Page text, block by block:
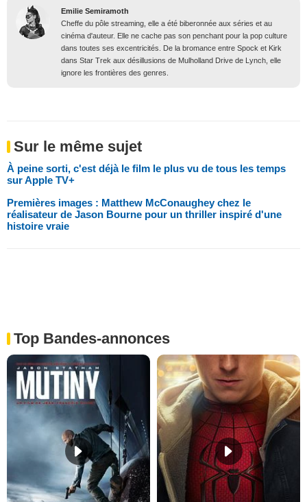
Emilie Semiramoth
Cheffe du pôle streaming, elle a été biberonnée aux séries et au
cinéma d'auteur. Elle ne cache pas son penchant pour la pop culture
dans toutes ses excentricités. De la bromance entre Spock et Kirk
dans Star Trek aux désillusions de Mulholland Drive de Lynch, elle
ignore les frontières des genres.
Sur le même sujet
À peine sorti, c'est déjà le film le plus vu de tous les temps
sur Apple TV+
Premières images : Matthew McConaughey chez le
réalisateur de Jason Bourne pour un thriller inspiré d'une
histoire vraie
Top Bandes-annonces